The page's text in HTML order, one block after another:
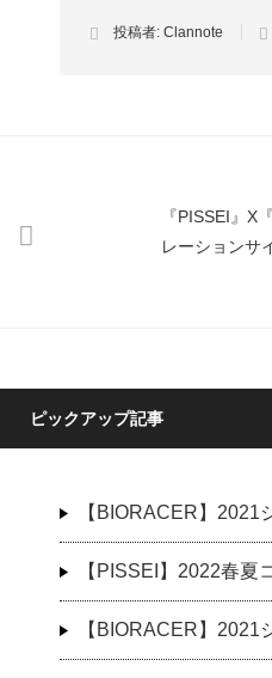
投稿者: Clannote
『PISSEI』X
レーションサ
ピックアップ記事
【BIORACER】
【PISSEI】2022春
【BIORACER】